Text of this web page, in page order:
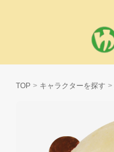
TOP キャラクターを探す